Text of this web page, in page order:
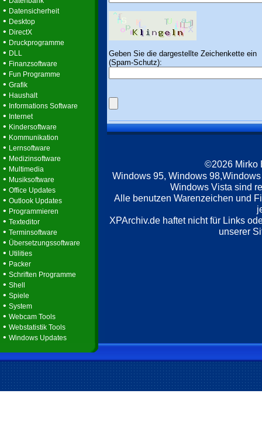
• Datensicherheit
• Desktop
• DirectX
• Druckprogramme
• DLL
• Finanzsoftware
• Fun Programme
• Grafik
• Haushalt
• Informations Software
• Internet
• Kindersoftware
• Kommunikation
• Lernsoftware
• Medizinsoftware
• Multimedia
• Musiksoftware
• Office Updates
• Outlook Updates
• Programmieren
• Texteditor
• Terminsoftware
• Übersetzungssoftware
• Utilities
• Packer
• Schriften Programme
• Shell
• Spiele
• System
• Webcam Tools
• Webstatistik Tools
• Windows Updates
Geben Sie die dargestellte Zeichenkette ein
(Spam-Schutz):
©2026 Mirko
Windows 95, Windows
Windows Vista sind
Alle benutzen Warenzeichen und
XPArchiv.de haftet nicht für Links
unserer